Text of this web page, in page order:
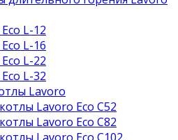
L-12
L-16
L-22
L-32
Lavoro
Lavoro Eco С52
Lavoro Eco С82